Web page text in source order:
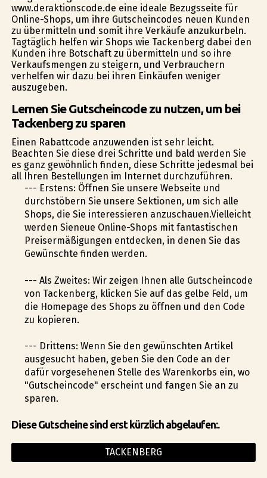
www.deraktionscode.de eine ideale Bezugsseite für
Online-Shops, um ihre Gutscheincodes neuen Kunden
zu übermitteln und somit ihre Verkäufe anzukurbeln.
Tagtäglich helfen wir Shops wie Tackenberg dabei den
Kunden ihre Botschaft zu übermitteln und so ihre
Verkaufsmengen zu steigern, und Verbrauchern
verhelfen wir dazu bei ihren Einkäufen weniger
auszugeben.
Lernen Sie Gutscheincode zu nutzen, um bei
Tackenberg zu sparen
Einen Rabattcode anzuwenden ist sehr leicht.
Beachten Sie diese drei Schritte und bald werden Sie
es ganz gewöhnlich finden, diese Schritte jedesmal bei
all Ihren Bestellungen im Internet durchzuführen.
--- Erstens: Öffnen Sie unsere Webseite und
durchstöbern Sie unsere Sektionen, um sich alle
Shops, die Sie interessieren anzuschauen.Vielleicht
werden Sieneue Online-Shops mit fantastischen
Preisermäßigungen entdecken, in denen Sie das
Gewünschte finden werden.
--- Als Zweites: Wir zeigen Ihnen alle Gutscheincode
von Tackenberg, klicken Sie auf das gelbe Feld, um
die Homepage des Shops zu öffnen und den Code
zu kopieren.
--- Drittens: Wenn Sie den gewünschten Artikel
ausgesucht haben, geben Sie den Code an der
dafür vorgesehenen Stelle des Warenkorbs ein, wo
"Gutscheincode" erscheint und fangen Sie an zu
sparen.
Diese Gutscheine sind erst kürzlich abgelaufen:.
TACKENBERG